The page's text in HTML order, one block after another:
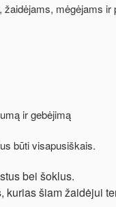
mėgėjams
ir gebėjimą
būti visapusiškais.
bei šoklus.
šiam žaidėjui